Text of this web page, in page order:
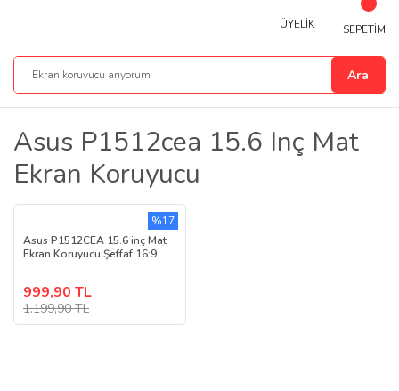
Ara
ÜYELİK SEPETİM
Asus P1512cea 15.6 Inç Mat
Ekran Koruyucu
Asus P1512CEA 15.6 inç Mat
Ekran Koruyucu Şeffaf 16:9
999,90 TL
1.199,90 TL
%17